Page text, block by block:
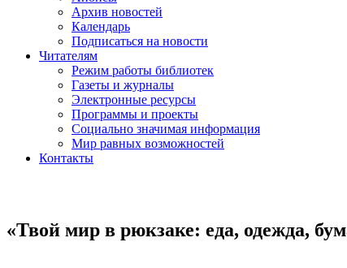
Архив новостей
Календарь
Подписаться на новости
Читателям
Режим работы библиотек
Газеты и журналы
Электронные ресурсы
Программы и проекты
Социально значимая информация
Мир равных возможностей
Контакты
«Твой мир в рюкзаке: еда, одежда,